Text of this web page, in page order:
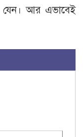
যেন। আর এভাবেই